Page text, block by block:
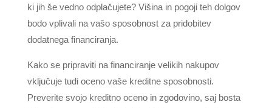
ki jih še vedno odplačujete? Višina in pogoji teh dolgov
bodo vplivali na vašo sposobnost za pridobitev
dodatnega financiranja.
Kako se pripraviti na financiranje velikih nakupov
vključuje tudi oceno vaše kreditne sposobnosti.
Preverite svojo kreditno oceno in zgodovino, saj bosta